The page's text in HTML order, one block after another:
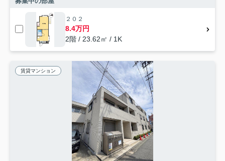
２０２
8.4万円
2階 / 23.62㎡ / 1K
賃貸マンション